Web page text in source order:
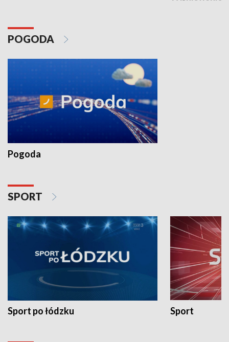
POGODA
Pogoda
SPORT
Sport po łódzku Sport